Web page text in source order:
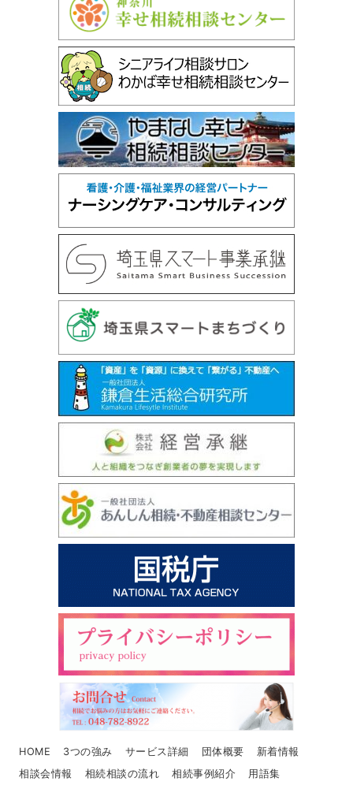
HOME 3つの強み サービス詳細 団体概要
新着情報
相談会情報
相続相談の流れ 相続事例紹介 用語集